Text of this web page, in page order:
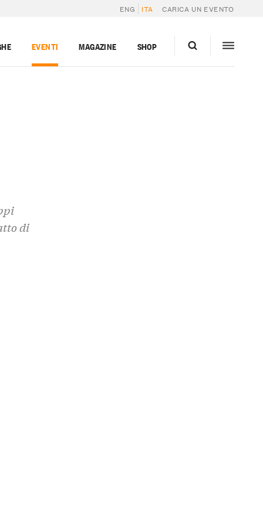
ENG ITA CARICA UN EVENTO
EVENTI MAGAZINE SHOP
di